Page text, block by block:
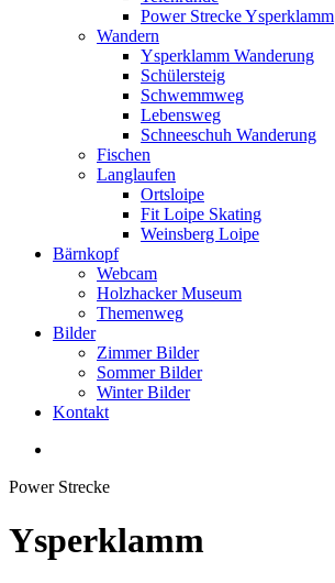
Power Strecke Ysperklamm
Wandern
Ysperklamm Wanderung
Schülersteig
Schwemmweg
Lebensweg
Schneeschuh Wanderung
Fischen
Langlaufen
Ortsloipe
Fit Loipe Skating
Weinsberg Loipe
Bärnkopf
Webcam
Holzhacker Museum
Themenweg
Bilder
Zimmer Bilder
Sommer Bilder
Winter Bilder
Kontakt
Power Strecke
Ysperklamm